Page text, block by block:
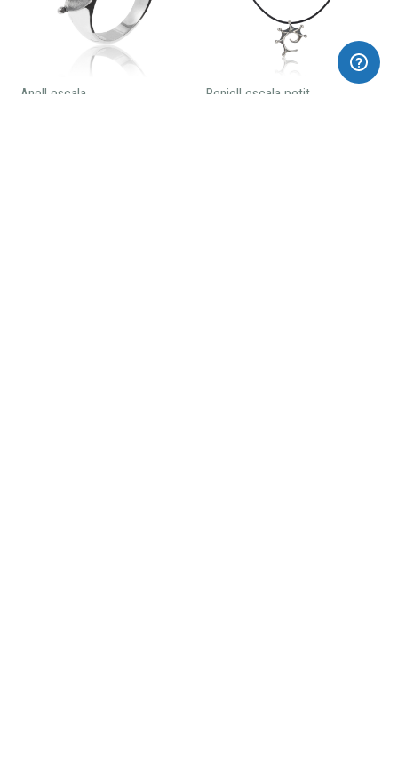
Anell escala Penjoll escala petit